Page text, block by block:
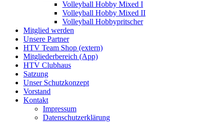
Volleyball Hobby Mixed I
Volleyball Hobby Mixed II
Volleyball Hobbypritscher
Mitglied werden
Unsere Partner
HTV Team Shop (extern)
Mitgliederbereich (App)
HTV Clubhaus
Satzung
Unser Schutzkonzept
Vorstand
Kontakt
Impressum
Datenschutzerklärung